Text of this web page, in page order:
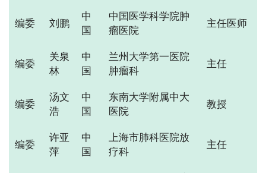
编委 刘鹏
中
国
中国医学科学院肿
瘤医院
主任医师
编委
关泉
林
中
国
兰州大学第一医院
肿瘤科
主任
编委
汤文
浩
中
国
东南大学附属中大
医院
教授
编委
许亚
萍
中
国
上海市肺科医院放
疗科
主任